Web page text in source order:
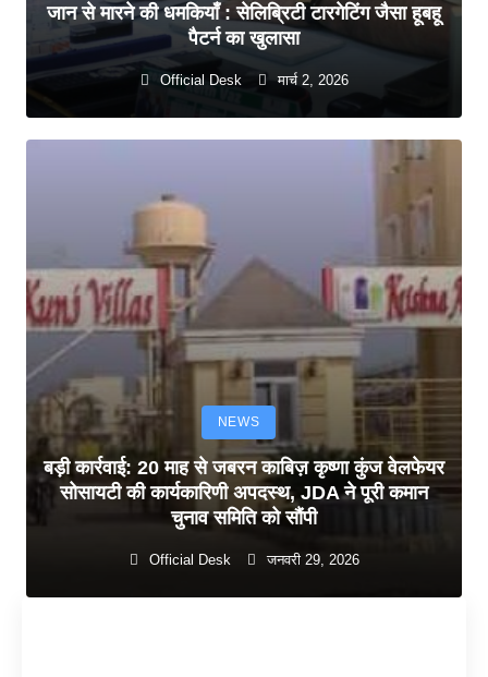
जान से मारने की धमकियाँ : सेलिब्रिटी टारगेटिंग जैसा हूबहू
पैटर्न का खुलासा
Official Desk मार्च 2, 2026
NEWS
बड़ी कार्रवाई: 20 माह से जबरन काबिज़ कृष्णा कुंज वेलफेयर
सोसायटी की कार्यकारिणी अपदस्थ, JDA ने पूरी कमान
चुनाव समिति को सौंपी
Official Desk जनवरी 29, 2026